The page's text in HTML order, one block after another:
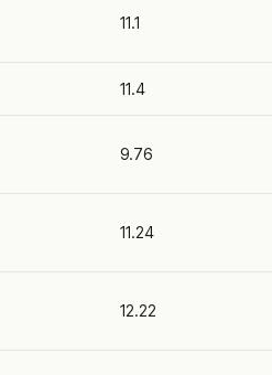
11.1
11.4
9.76
11.24
12.22